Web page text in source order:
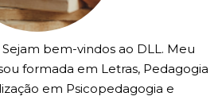
bem-vindos ao DLL. Meu
formada em Letras, Pedagogia
em Psicopedagogia e